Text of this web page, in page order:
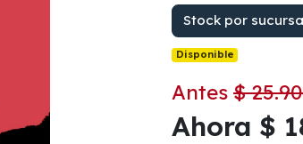
Stock por
Disponible
Antes $
Ahora $